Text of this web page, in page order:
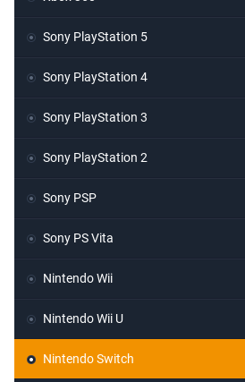
Sony PlayStation 5
Sony PlayStation 4
Sony PlayStation 3
Sony PlayStation 2
Sony PSP
Sony PS Vita
Nintendo Wii
Nintendo Wii U
Nintendo Switch